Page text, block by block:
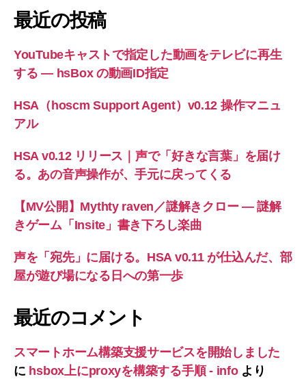
象:
最近の投稿
YouTubeキャストで指定した動画をテレビに再生
する ― hsBox の動画ID指定
HSA（hoscm Support Agent）v0.12 操作マニュ
アル
HSA v0.12 リリース｜声で「好きな言葉」を届け
る。あの音声操作が、手元に戻ってくる
【MV公開】Mythty raven／謎解きクロー — 謎解
きゲーム「Insite」書き下ろし楽曲
声を「宛先」に届ける。HSA v0.11 が仕込んだ、部
屋が遊び場になる日への第一歩
最近のコメント
スマートホーム構築支援サービスを開始しました
に hsbox上にproxyを構築する手順 - infoより